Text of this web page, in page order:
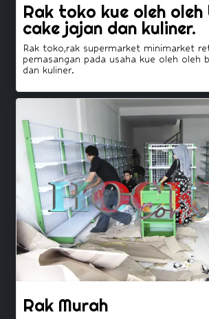
Rak toko kue oleh oleh
cake jajan dan kuliner.
Rak toko,rak supermarket minimarket
pemasangan pada usaha kue oleh oleh
dan kuliner.
Rak Murah